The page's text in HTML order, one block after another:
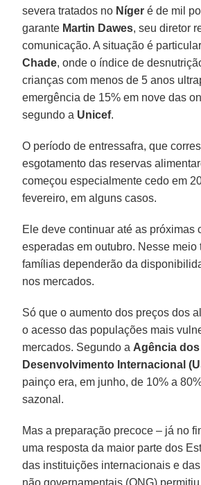
severa tratados no Nígeré de mil
garante Martin Dawes, seu diretor
comunicação. A situação é
Chade, onde o índice de
crianças com menos de 5 anos
emergência de 15% em nove das
segundo a Unicef.
O período de entressafra, que
esgotamento das reservas
começou especialmente cedo em
fevereiro, em alguns casos.
Ele deve continuar até as próximas
esperadas em outubro. Nesse meio
famílias dependerão da
nos mercados.
Só que o aumento dos preços dos
o acesso das populações mais
mercados. Segundo a Agência
Desenvolvimento Internacional
painço era, em junho, de 10% a
sazonal.
Mas a preparação precoce – já no
uma resposta da maior parte dos
das instituições internacionais e
não governamentais (ONG)